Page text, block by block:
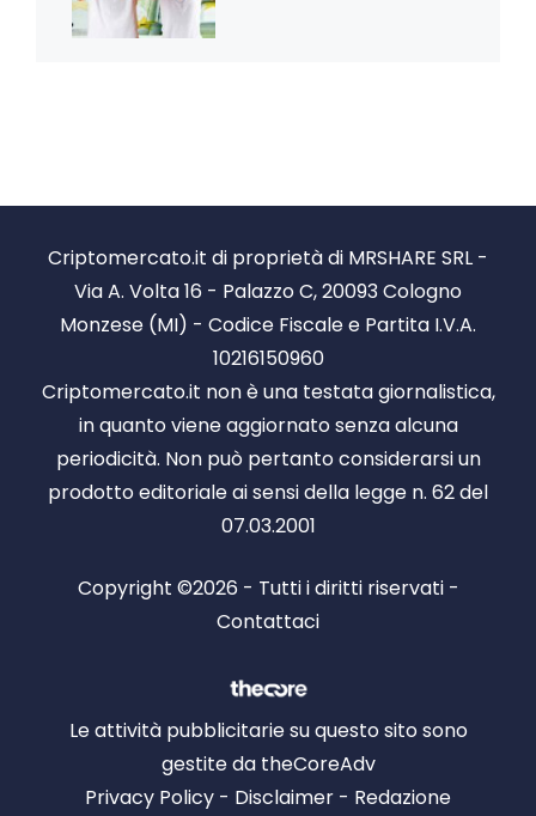
Criptomercato.it di proprietà di MRSHARE SRL -
Via A. Volta 16 - Palazzo C, 20093 Cologno
Monzese (MI) - Codice Fiscale e Partita I.V.A.
10216150960
Criptomercato.it non è una testata giornalistica,
in quanto viene aggiornato senza alcuna
periodicità. Non può pertanto considerarsi un
prodotto editoriale ai sensi della legge n. 62 del
07.03.2001
Copyright ©2026 - Tutti i diritti riservati -
Contattaci
Le attività pubblicitarie su questo sito sono
gestite da theCoreAdv
Privacy Policy - Disclaimer - Redazione